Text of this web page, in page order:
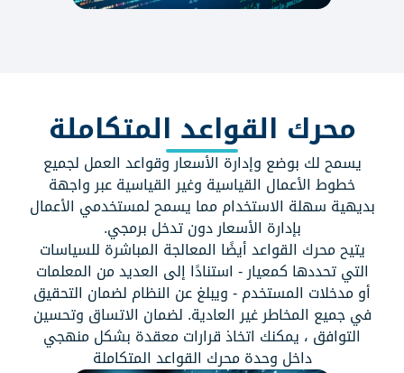
محرك القواعد المتكاملة
يسمح لك بوضع وإدارة الأسعار وقواعد العمل لجميع
خطوط الأعمال القياسية وغير القياسية عبر واجهة
بديهية سهلة الاستخدام مما يسمح لمستخدمي الأعمال
بإدارة الأسعار دون تدخل برمجي.
يتيح محرك القواعد أيضًا المعالجة المباشرة للسياسات
التي تحددها كمعيار - استنادًا إلى العديد من المعلمات
أو مدخلات المستخدم - ويبلغ عن النظام لضمان التحقيق
في جميع المخاطر غير العادية. لضمان الاتساق وتحسين
التوافق ، يمكنك اتخاذ قرارات معقدة بشكل منهجي
داخل وحدة محرك القواعد المتكاملة